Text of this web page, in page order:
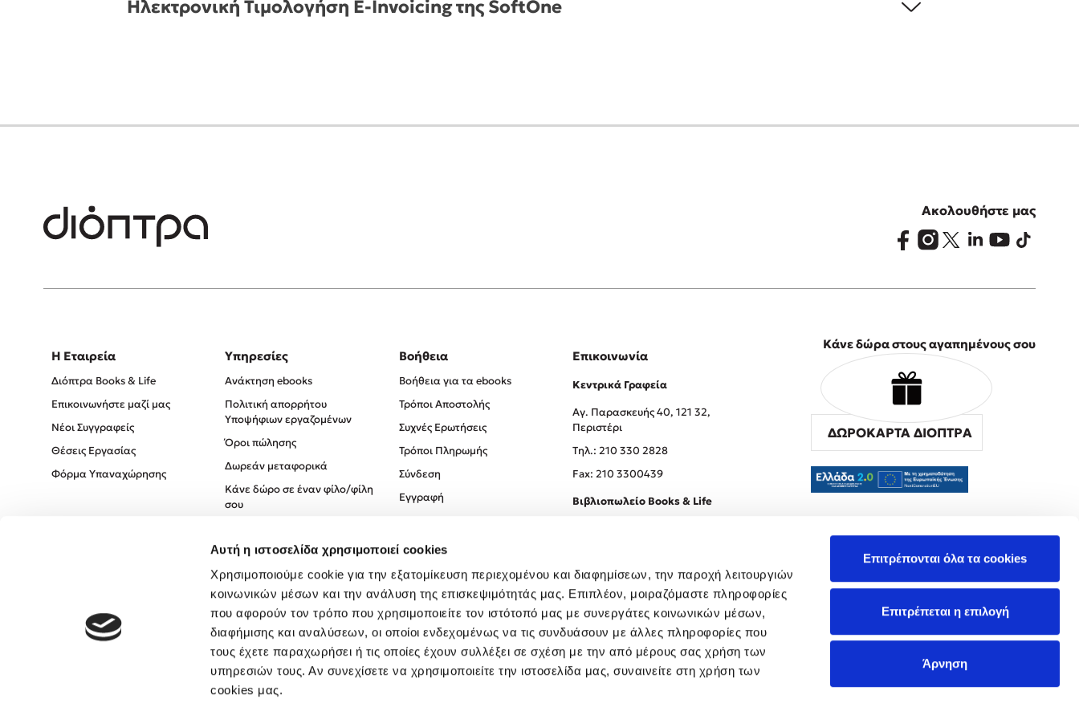
Αυτή η ιστοσελίδα χρησιμοποιεί cookies
Χρησιμοποιούμε cookie για την εξατομίκευση περιεχομένου και διαφημίσεων, την παροχή λειτουργιών
κοινωνικών μέσων και την ανάλυση της επισκεψιμότητάς μας. Επιπλέον, μοιραζόμαστε πληροφορίες
που αφορούν τον τρόπο που χρησιμοποιείτε τον ιστότοπό μας με συνεργάτες κοινωνικών μέσων,
διαφήμισης και αναλύσεων, οι οποίοι ενδεχομένως να τις συνδυάσουν με άλλες πληροφορίες που
τους έχετε παραχωρήσει ή τις οποίες έχουν συλλέξει σε σχέση με την από μέρους σας χρήση των
υπηρεσιών τους. Αν συνεχίσετε να χρησιμοποιείτε την ιστοσελίδα μας, συναινείτε στη χρήση των
cookies μας.
Επιτρέπονται όλα τα cookies
Επιτρέπεται η επιλογή
Άρνηση
Ηλεκτρονική Τιμολογήση E-Invoicing της SoftOne
Ακολουθήστε μας
Η Εταιρεία
Διόπτρα Books & Life
Επικοινωνήστε μαζί μας
Νέοι Συγγραφείς
Θέσεις Εργασίας
Φόρμα Υπαναχώρησης
Υπηρεσίες
Ανάκτηση ebooks
Πολιτική απορρήτου
Υποψήφιων εργαζομένων
Όροι πώλησης
Δωρεάν μεταφορικά
Κάνε δώρο σε έναν φίλο/φίλη
σου
Πολιτική Απορρήτου
Όροι χρήσης
Βοήθεια
Βοήθεια για τα ebooks
Τρόποι Αποστολής
Συχνές Ερωτήσεις
Τρόποι Πληρωμής
Σύνδεση
Εγγραφή
Επικοινωνία
Κεντρικά Γραφεία
Αγ. Παρασκευής 40, 121 32,
Περιστέρι
Tηλ.: 210 330 2828
Fax: 210 3300439
Βιβλιοπωλείο Books & Life
Κάνε δώρα στους αγαπημένους σου
ΔΩΡΟΚΑΡΤΑ ΔΙΟΠΤΡΑ